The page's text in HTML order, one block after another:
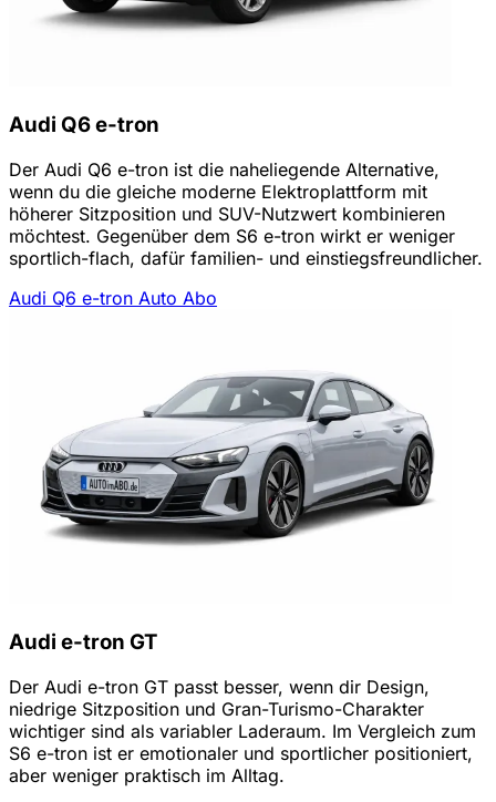
Audi Q6 e-tron
Der Audi Q6 e-tron ist die naheliegende Alternative,
wenn du die gleiche moderne Elektroplattform mit
höherer Sitzposition und SUV-Nutzwert kombinieren
möchtest. Gegenüber dem S6 e-tron wirkt er weniger
sportlich-flach, dafür familien- und einstiegsfreundlicher.
Audi Q6 e-tron Auto Abo
Audi e-tron GT
Der Audi e-tron GT passt besser, wenn dir Design,
niedrige Sitzposition und Gran-Turismo-Charakter
wichtiger sind als variabler Laderaum. Im Vergleich zum
S6 e-tron ist er emotionaler und sportlicher positioniert,
aber weniger praktisch im Alltag.